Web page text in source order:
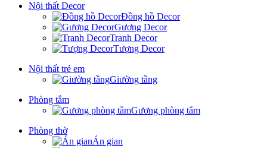
Nội thất Decor
Đồng hồ Decor
Gương Decor
Tranh Decor
Tượng Decor
Nội thất trẻ em
Giường tầng
Phòng tắm
Gương phòng tắm
Phòng thờ
Án gian